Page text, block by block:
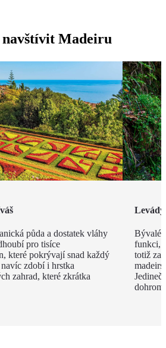
Madeiru
půda a dostatek vláhy
pro tisíce
které pokrývají snad každý
zdobí i hrstka
zahrad, které zkrátka
Levády
Bývalé
funkci,
totiž